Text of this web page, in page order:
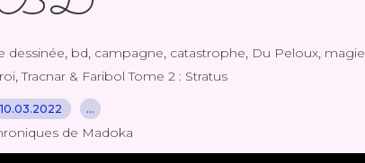
dessinée, bd, campagne, catastrophe, Du Peloux, magie
roi,Tracnar & Faribol Tome 2 : Stratus
10.03.2022 …
de Madoka